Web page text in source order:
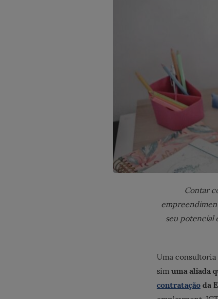
Contar
seu potencial
Uma consultoria
sim uma aliada
contratação da